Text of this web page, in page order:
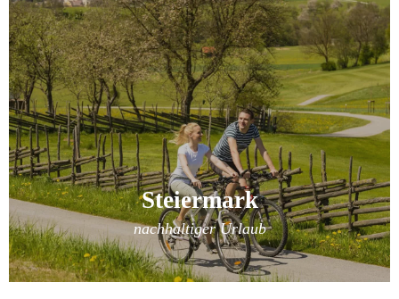
Steiermark
nachhaltiger Urlaub